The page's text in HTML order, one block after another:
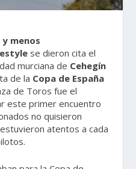
menos
se dieron cita el
murciana de Cehegín
de la Copa de España
de Toros fue el
este primer encuentro
no quisieron
atentos a cada